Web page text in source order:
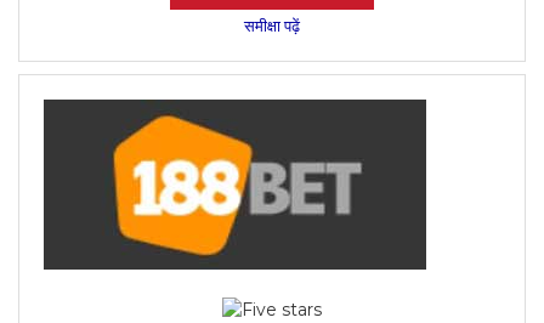
समीक्षा पढ़ें